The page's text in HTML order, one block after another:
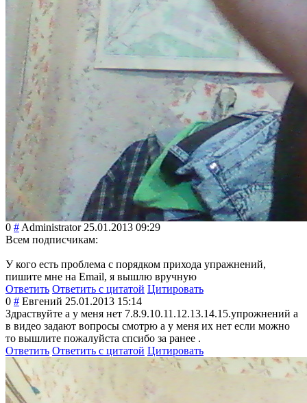
0 #Administrator 25.01.2013 09:29
Всем подписчикам:
У кого есть проблема с порядком прихода упражнений,
пишите мне на Email, я вышлю вручную
Ответить Ответить с цитатой Цитировать
0 # Евгений 25.01.2013 15:14
Здраствуйте а у меня нет 7.8.9.10.11.12.13.14.15.упрожнений а
в видео задают вопросы смотрю а у меня их нет если можно
то вышлите пожалуйста спсибо за ранее .
Ответить Ответить с цитатой Цитировать